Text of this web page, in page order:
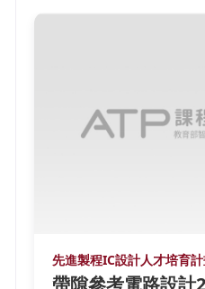
先進製程IC設計人才培育